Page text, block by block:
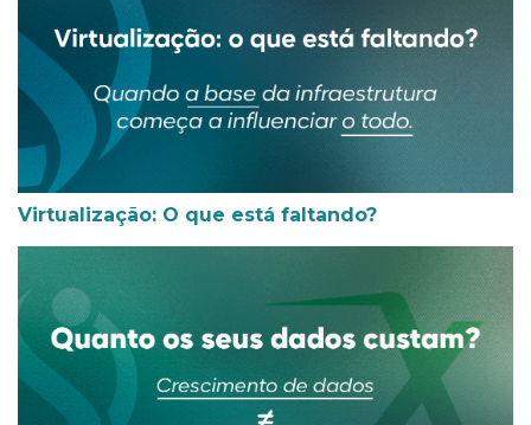
Virtualização: O que está faltando?